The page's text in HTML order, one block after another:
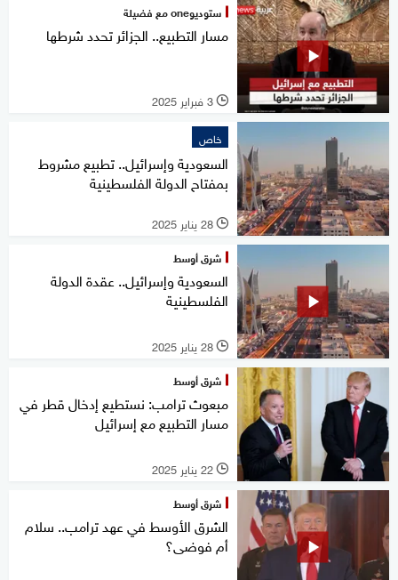
ستوديوone مع فضيلة
مسار التطبيع.. الجزائر تحدد شرطها
l 3 فبراير 2025
خاص
السعودية وإسرائيل.. تطبيع مشروط
بمفتاح الدولة الفلسطينية
l 28 يناير 2025
شرق أوسط
السعودية وإسرائيل.. عقدة الدولة
الفلسطينية
l 28 يناير 2025
شرق أوسط
مبعوث ترامب: نستطيع إدخال قطر في
مسار التطبيع مع إسرائيل
l 22 يناير 2025
شرق أوسط
الشرق الأوسط في عهد ترامب.. سلام
أم فوضى؟